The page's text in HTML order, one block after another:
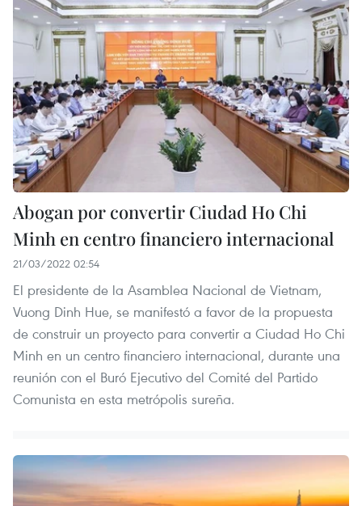
Abogan por convertir Ciudad Ho Chi
Minh en centro financiero internacional
21/03/2022 02:54
El presidente de la Asamblea Nacional de Vietnam,
Vuong Dinh Hue, se manifestó a favor de la propuesta
de construir un proyecto para convertir a Ciudad Ho Chi
Minh en un centro financiero internacional, durante una
reunión con el Buró Ejecutivo del Comité del Partido
Comunista en esta metrópolis sureña.